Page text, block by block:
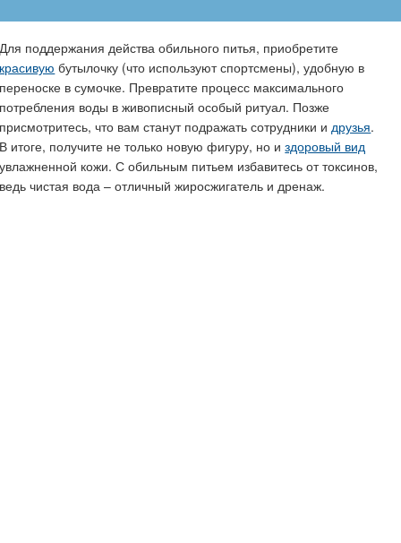
Для поддержания действа обильного питья, приобретите
красивую бутылочку (что используют спортсмены), удобную в
переноске в сумочке. Превратите процесс максимального
потребления воды в живописный особый ритуал. Позже
присмотритесь, что вам станут подражать сотрудники и друзья.
В итоге, получите не только новую фигуру, но издоровый вид
увлажненной кожи. С обильным питьем избавитесь от токсинов,
ведь чистая вода – отличный жиросжигатель и дренаж.